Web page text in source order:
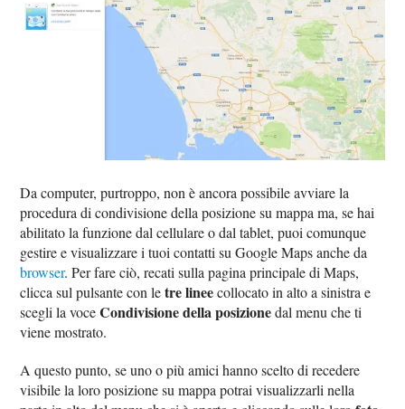
Da computer, purtroppo, non è ancora possibile avviare la
procedura di condivisione della posizione su mappa ma, se hai
abilitato la funzione dal cellulare o dal tablet, puoi comunque
gestire e visualizzare i tuoi contatti su Google Maps anche da
browser. Per fare ciò, recati sulla pagina principale di Maps,
clicca sul pulsante con letre lineecollocato in alto a sinistra e
scegli la voceCondivisione della posizionedal menu che ti
viene mostrato.
A questo punto, se uno o più amici hanno scelto di recedere
visibile la loro posizione su mappa potrai visualizzarli nella